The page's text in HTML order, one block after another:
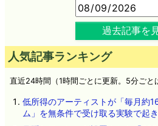
過去記事を
人気記事ランキング
直近24時間（1時間ごとに更新。5分ごと
低所得のアーティストが「毎月約
ム」を無条件で受け取る実験で起